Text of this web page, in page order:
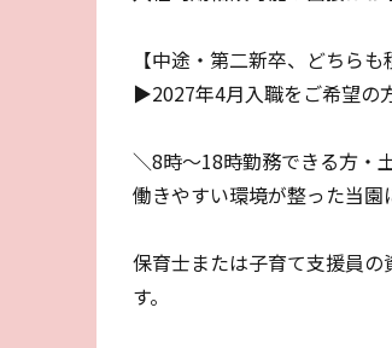
【中途・第二新卒、どちらも
▶2027年4月入職をご希望の
＼8時～18時勤務できる方・
働きやすい環境が整った当園
保育士または子育て支援員
す。